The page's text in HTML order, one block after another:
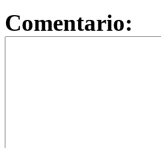
Comentario: